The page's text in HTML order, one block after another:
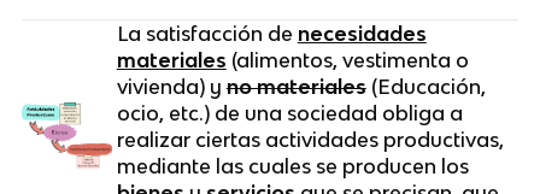
La satisfacción de necesidades
materiales (alimentos, vestimenta o
vivienda) yno materiales(Educación,
ocio, etc.) de una sociedad obliga a
realizar ciertas actividades productivas,
mediante las cuales se producen los